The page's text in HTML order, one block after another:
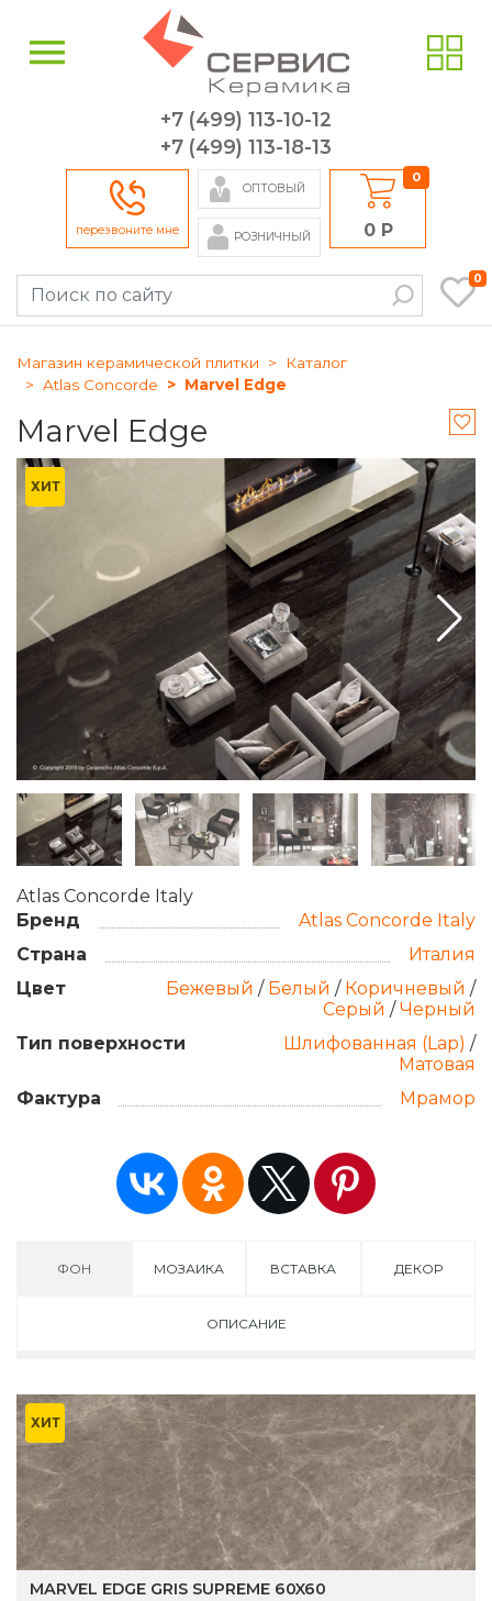
+7 (499) 113-10-12
+7 (499) 113-18-13
перезвоните мне
ОПТОВЫЙ
РОЗНИЧНЫЙ
0
0 Р
0
Магазин керамической плитки
Каталог
Atlas Concorde
Marvel Edge
Marvel Edge
ХИТ
Atlas Concorde Italy
Бренд
Atlas Concorde Italy
Страна
Италия
Цвет
Бежевый / Белый / Коричневый /
Серый / Черный
Тип поверхности
Шлифованная (Lap) /
Матовая
Фактура
Мрамор
ФОН МОЗАИКА ВСТАВКА ДЕКОР
ОПИСАНИЕ
ХИТ
MARVEL EDGE GRIS SUPREME 60X60